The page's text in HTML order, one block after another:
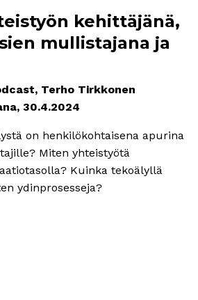
kehittäjänä,
mullistajana ja
Terho Tirkkonen
30.4.2024
on henkilökohtaisena apurina
Miten yhteistyötä
Kuinka tekoälyllä
ydinprosesseja?